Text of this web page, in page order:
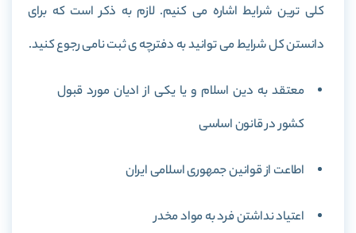
کلی ترین شرایط اشاره می کنیم. لازم به ذکر است که برای
دانستن کل شرایط می توانید به دفترچه ی ثبت نامی رجوع کنید.
معتقد به دین اسلام و یا یکی از ادیان مورد قبول
کشور در قانون اساسی
اطاعت از قوانین جمهوری اسلامی ایران
اعتیاد نداشتن فرد به مواد مخدر